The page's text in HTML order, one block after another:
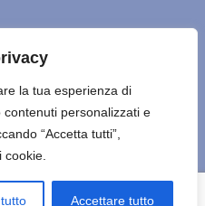
la tua esperienza di
personalizzati e
“Accetta tutti”,
Accettare tutto
PRIVACY POLICY
CERCA SUL SITONOTE
for free using WordPress